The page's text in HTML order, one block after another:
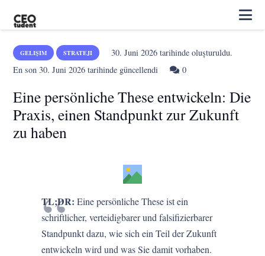
GELIŞIM STRATEJI 30. Juni 2026tarihinde oluşturuldu.
En son30. Juni 2026 tarihinde güncellendi 0
Eine persönliche These entwickeln: Die
Praxis, einen Standpunkt zur Zukunft
zu haben
TL;DR: Eine persönliche These ist ein
schriftlicher, verteidigbarer und falsifizierbarer
Standpunkt dazu, wie sich ein Teil der Zukunft
entwickeln wird und was Sie damit vorhaben.